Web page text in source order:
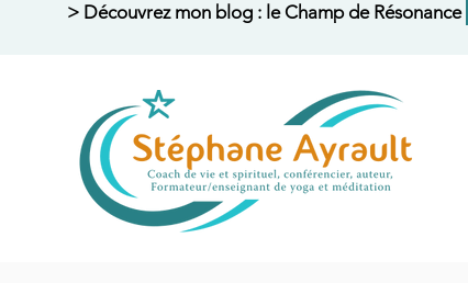
> Découvrez mon blog : le Champ de Résonance <